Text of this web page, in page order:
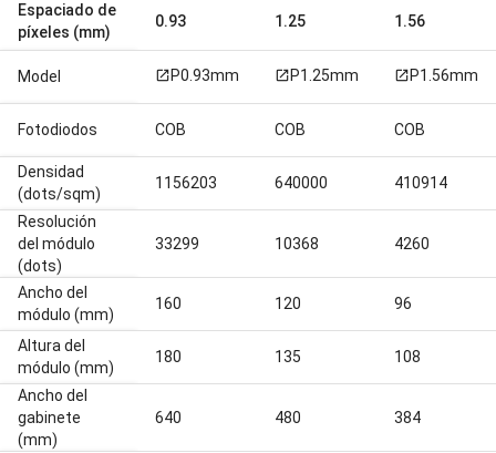
Espaciado de
píxeles (mm)
0.93 1.25 1.56
Model open_in_new P0.93mm open_in_new P1.25mm open_in_new P1.56mm
Fotodiodos COB COB COB
Densidad
(dots/sqm)
1156203 640000 410914
Resolución
del módulo
(dots)
33299 10368 4260
Ancho del
módulo (mm)
160 120 96
Altura del
módulo (mm)
180 135 108
Ancho del
gabinete
(mm)
640 480 384